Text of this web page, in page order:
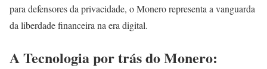
para defensores da privacidade, o Monero representa a vanguarda
da liberdade financeira na era digital.
A Tecnologia por trás do Monero: